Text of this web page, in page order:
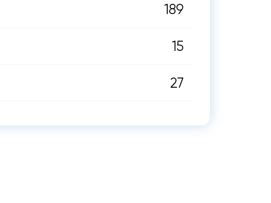
189
15
27